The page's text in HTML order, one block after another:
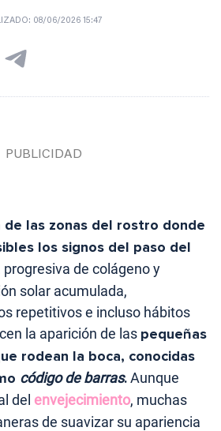
08/06/2026 15:47
de las zonas del rostro donde
los signos del paso del
progresiva de colágeno y
solar acumulada,
repetitivos e incluso hábitos
la aparición de las pequeñas
rodean la boca, conocidas
código de barras.Aunque
del envejecimiento, muchas
de suavizar su apariencia